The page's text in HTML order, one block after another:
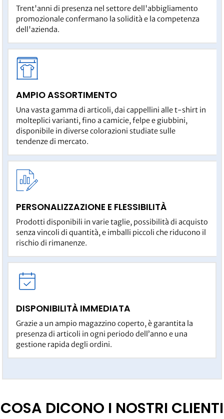
Trent'anni di presenza nel settore dell'abbigliamento
promozionale confermano la solidità e la competenza
dell'azienda.
AMPIO ASSORTIMENTO
Una vasta gamma di articoli, dai cappellini alle t-shirt in
molteplici varianti, fino a camicie, felpe e giubbini,
disponibile in diverse colorazioni studiate sulle
tendenze di mercato.
PERSONALIZZAZIONE E FLESSIBILITÀ
Prodotti disponibili in varie taglie, possibilità di acquisto
senza vincoli di quantità, e imballi piccoli che riducono il
rischio di rimanenze.
DISPONIBILITÀ IMMEDIATA
Grazie a un ampio magazzino coperto, è garantita la
presenza di articoli in ogni periodo dell’anno e una
gestione rapida degli ordini.
COSA DICONO I NOSTRI CLIENTI